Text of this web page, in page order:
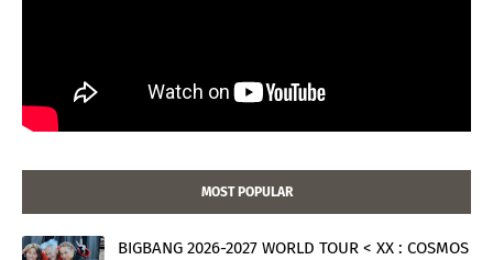
MOST POPULAR
BIGBANG 2026-2027 WORLD TOUR < XX : COSMOS